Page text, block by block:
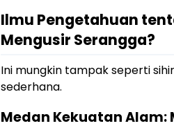
Ilmu Pengetahuan
Mengusir Serangga?
Ini mungkin tampak seperti
sederhana.
Medan Kekuatan Alam: